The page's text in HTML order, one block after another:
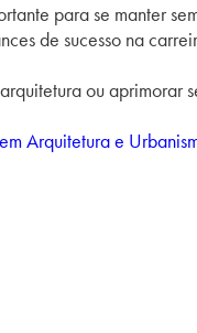
para se manter
de sucesso na
ou aprimorar
Arquitetura e